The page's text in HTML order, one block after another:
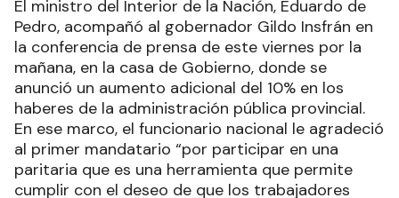
El ministro del Interior de la Nación, Eduardo de
Pedro, acompañó al gobernador Gildo Insfrán en
la conferencia de prensa de este viernes por la
mañana, en la casa de Gobierno, donde se
anunció un aumento adicional del 10% en los
haberes de la administración pública provincial.
En ese marco, el funcionario nacional le agradeció
al primer mandatario “por participar en una
paritaria que es una herramienta que permite
cumplir con el deseo de que los trabajadores